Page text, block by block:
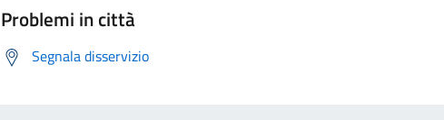
Problemi in città
Segnala disservizio